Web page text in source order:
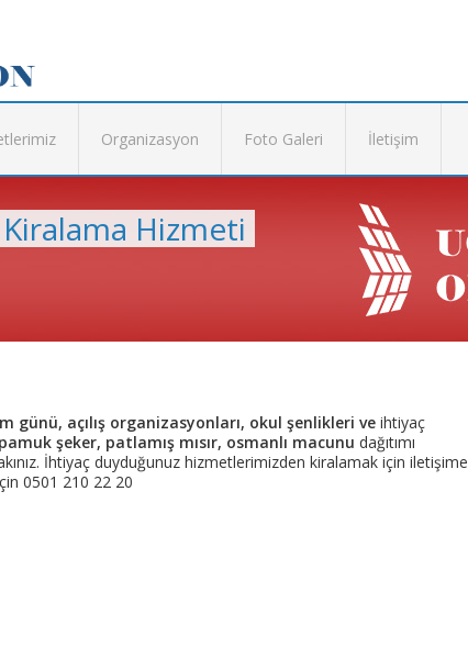
Organizasyon Foto Galeri İletişim
Hizmeti
günü, açılış organizasyonları, okul şenlikleri ve ihtiyaç
pamuk şeker, patlamış mısır, osmanlı macunu dağıtımı
İhtiyaç duyduğunuz hizmetlerimizden kiralamak için iletişime
0501 210 22 20